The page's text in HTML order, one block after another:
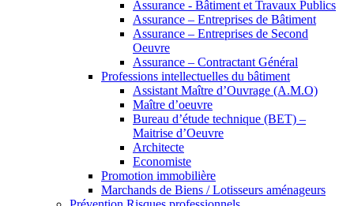
Assurance - Bâtiment et Travaux Publics
Assurance – Entreprises de Bâtiment
Assurance – Entreprises de Second
Oeuvre
Assurance – Contractant Général
Professions intellectuelles du bâtiment
Assistant Maître d’Ouvrage (A.M.O)
Maître d’oeuvre
Bureau d’étude technique (BET) –
Maitrise d’Oeuvre
Architecte
Economiste
Promotion immobilière
Marchands de Biens / Lotisseurs aménageurs